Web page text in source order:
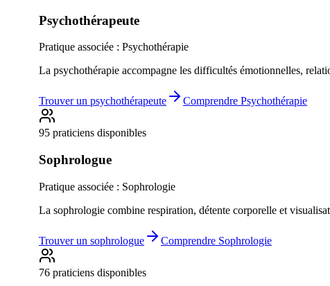
Psychothérapeute
Pratique associée : Psychothérapie
La psychothérapie accompagne les difficultés émotionnelles,
Trouver un psychothérapeute Comprendre Psychothérapie
95 praticiens disponibles
Sophrologue
Pratique associée : Sophrologie
La sophrologie combine respiration, détente corporelle et
Trouver un sophrologue Comprendre Sophrologie
76 praticiens disponibles